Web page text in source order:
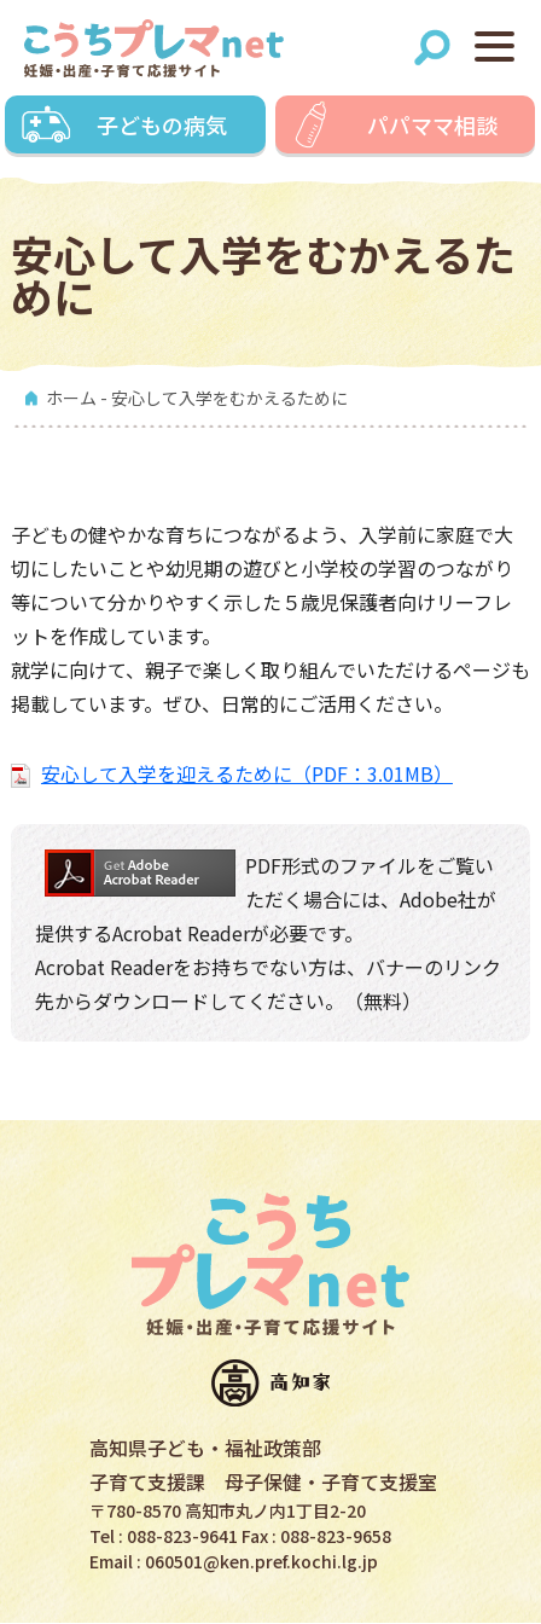
子どもの病気 パパママ相談
安心して入学をむかえるた
めに
ホーム - 安心して入学をむかえるために
子どもの健やかな育ちにつながるよう、入学前に家庭で大
切にしたいことや幼児期の遊びと小学校の学習のつながり
等について分かりやすく示した５歳児保護者向けリーフレ
ットを作成しています。
就学に向けて、親子で楽しく取り組んでいただけるページも
掲載しています。ぜひ、日常的にご活用ください。
安心して入学を迎えるために（PDF：3.01MB）
PDF形式のファイルをご覧い
ただく場合には、Adobe社が
提供するAcrobat Readerが必要です。
Acrobat Readerをお持ちでない方は、バナーのリンク
先からダウンロードしてください。（無料）
高知県子ども・福祉政策部
子育て支援課 母子保健・子育て支援室
〒780-8570 高知市丸ノ内1丁目2-20
Tel : 088-823-9641 Fax : 088-823-9658
Email : 060501@ken.pref.kochi.lg.jp